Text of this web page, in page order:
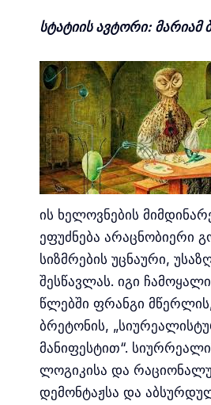
სტატიის ავტორი: მარიამ
ის ხელოვნების
ეფუძნება არაცნობიერი
სიზმრების უცნაური,
შესწავლას. იგი
წლებში ფრანგი
ბრეტონის,
მანიფესტით“.
ლოგიკისა და
დემონტაჟსა და